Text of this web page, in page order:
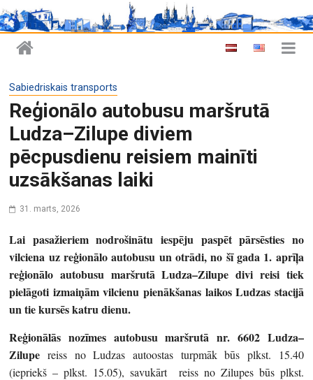
Sabiedriskais transports
Reģionālo autobusu maršrutā
Ludza–Zilupe diviem
pēcpusdienu reisiem mainīti
uzsākšanas laiki
31. marts, 2026
Lai pasažieriem nodrošinātu iespēju paspēt pārsēsties no
vilciena uz reģionālo autobusu un otrādi, no šī gada 1. aprīļa
reģionālo autobusu maršrutā Ludza–Zilupe divi reisi tiek
pielāgoti izmaiņām vilcienu pienākšanas laikos Ludzas stacijā
un tie kursēs katru dienu.
Reģionālās nozīmes autobusu maršrutā nr. 6602 Ludza–
Zilupe reiss no Ludzas autoostas turpmāk būs plkst. 15.40
(iepriekš – plkst. 15.05), savukārt reiss no Zilupes būs plkst.